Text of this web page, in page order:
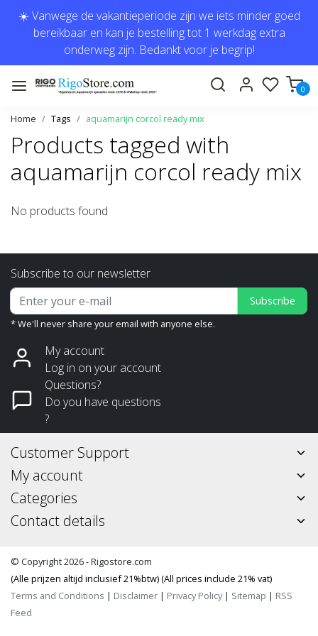
☀️ Vanwege de vakantieperiode zijn we iets minder goed
bereikbaar en kan je bestelling tot 1 werkdag extra
onderweg zijn. Bedankt voor je begrip!
0
Home Tags aquamarijn corcol ready mix
Products tagged with
aquamarijn corcol ready mix
No products found
Subscribe to our newsletter
Subscribe
* We'll never share your email with anyone else.
My account
Log in on your account
Questions?
Do you have questions
?
Customer Support
My account
Categories
Contact details
© Copyright 2026 - Rigostore.com
(Alle prijzen altijd inclusief 21%btw) (All prices include 21% vat)
Terms and Conditions | Disclaimer | Privacy Policy| Sitemap | RSS
Feed